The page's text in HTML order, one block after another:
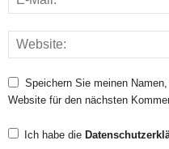
Speichern Sie meinen
Website für den nächsten
Ich habe die